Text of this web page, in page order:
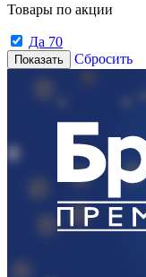
Товары по акции
Да 70
Показать Сбросить